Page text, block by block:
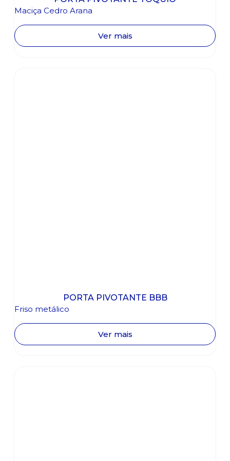
Maciça Cedro Arana
Ver mais
PORTA PIVOTANTE BBB
Friso metálico
Ver mais